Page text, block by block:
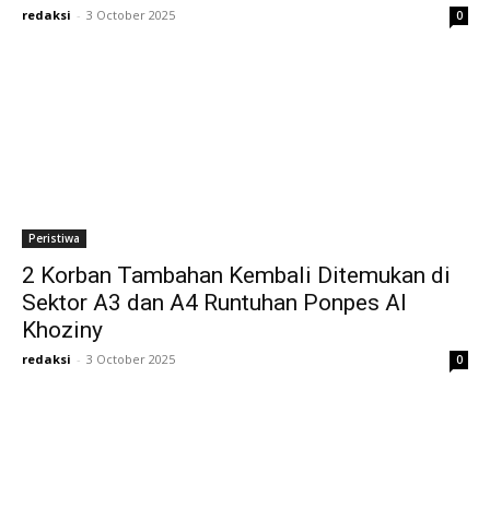
redaksi - 3 October 2025 0
Peristiwa
2 Korban Tambahan Kembali Ditemukan di
Sektor A3 dan A4 Runtuhan Ponpes Al
Khoziny
redaksi - 3 October 2025 0